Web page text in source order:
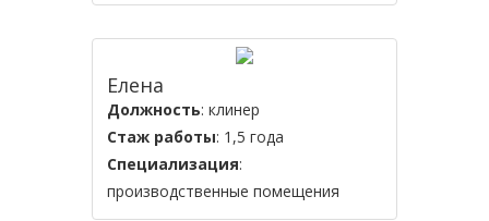
Елена
Должность: клинер
Стаж работы: 1,5 года
Специализация:
производственные помещения